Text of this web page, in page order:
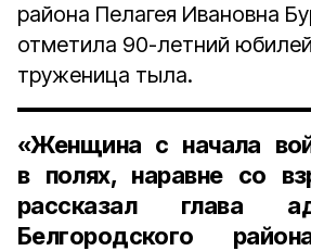
района Пелагея Ивановна
отметила 90-летний
труженица тыла.
«Женщина с начала
в полях, наравне со
рассказал глава
Белгородского